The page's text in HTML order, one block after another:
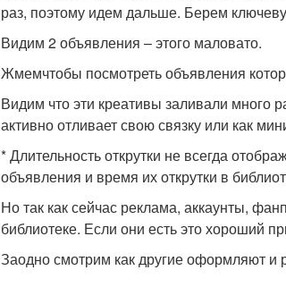
раз, поэтому идем дальше. Берем
Видим 2 объявления – этого маловато.
Жмемчтобы посмотреть объявления
Видим что эти креативы заливали много
активно отливает свою связку или как
* Длительность открутки не всегда
объявления и время их открутки в
Но так как сейчас реклама, аккаунты,
библиотеке. Если они есть это хороший
Заодно смотрим как другие оформляют и